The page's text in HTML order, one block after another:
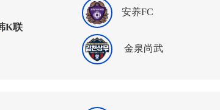
K联
安养FC
金泉尚武